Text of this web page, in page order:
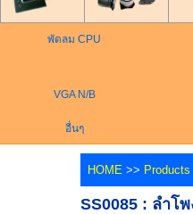
พัดลม CPU
VGA N/B
อื่นๆ
HOME >> Products
SS0085 : ลำโ